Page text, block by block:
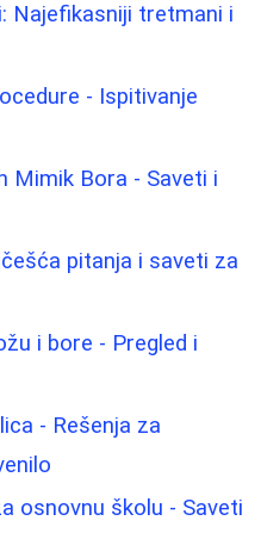
Najefikasniji tretmani i
- Ispitivanje
Mimik Bora - Saveti i
pitanja i saveti za
i bore - Pregled i
- Rešenja za
osnovnu školu - Saveti